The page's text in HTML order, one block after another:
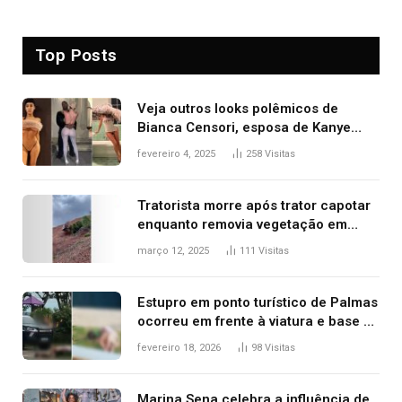
Top Posts
Veja outros looks polêmicos de
Bianca Censori, esposa de Kanye
West que apareceu nua no Grammy
fevereiro 4, 2025 258 Visitas
Tratorista morre após trator capotar
enquanto removia vegetação em
ribanceira de rodovia
março 12, 2025 111 Visitas
Estupro em ponto turístico de Palmas
ocorreu em frente à viatura e base de
segurança; polícia investiga
fevereiro 18, 2026 98 Visitas